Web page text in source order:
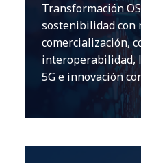
Transformación
sostenibilidad con
comercialización,
interoperabilidad,
5G e innovación